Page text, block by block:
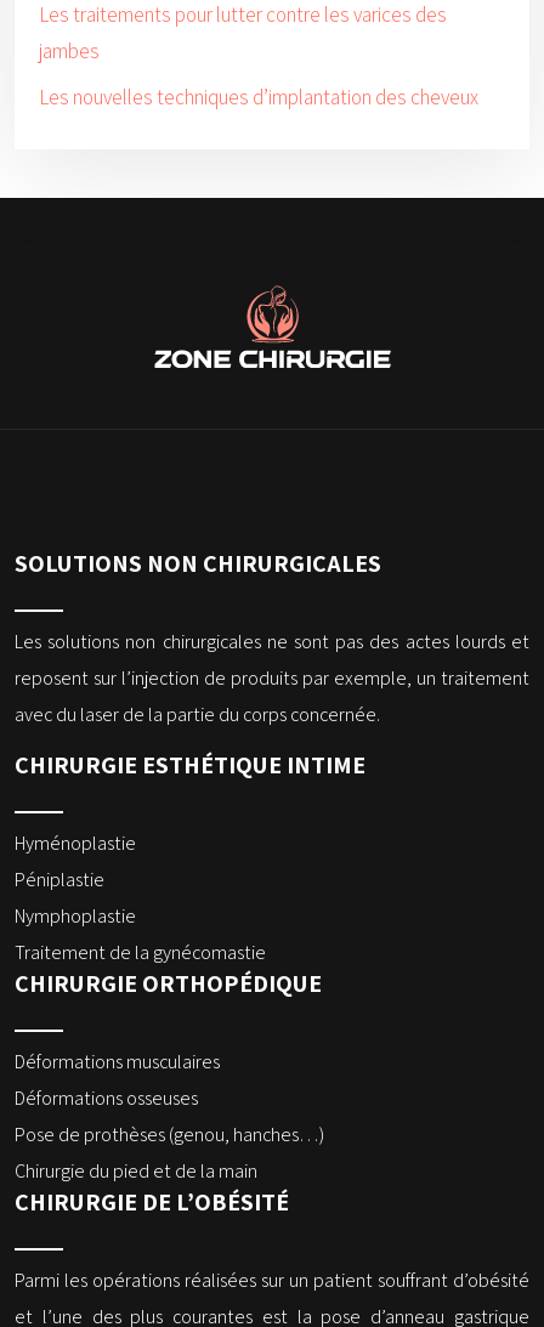
Les traitements pour lutter contre les varices des
jambes
Les nouvelles techniques d’implantation des cheveux
SOLUTIONS NON CHIRURGICALES
Les solutions non chirurgicales ne sont pas des actes lourds et
reposent sur l’injection de produits par exemple, un traitement
avec du laser de la partie du corps concernée.
CHIRURGIE ESTHÉTIQUE INTIME
Hyménoplastie
Péniplastie
Nymphoplastie
Traitement de la gynécomastie
CHIRURGIE ORTHOPÉDIQUE
Déformations musculaires
Déformations osseuses
Pose de prothèses (genou, hanches…)
Chirurgie du pied et de la main
CHIRURGIE DE L’OBÉSITÉ
Parmi les opérations réalisées sur un patient souffrant d’obésité
et l’une des plus courantes est la pose d’anneau gastrique